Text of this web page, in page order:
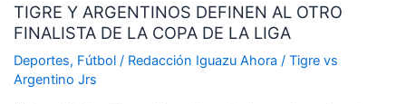
TIGRE Y ARGENTINOS DEFINEN AL OTRO
FINALISTA DE LA COPA DE LA LIGA
Deportes, Fútbol/ Redacción Iguazu Ahora / Tigre vs
Argentino Jrs
ARGENTINOS
DEFINEN
AL
OTRO